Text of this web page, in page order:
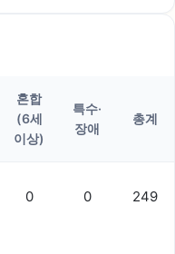
혼합
(6세
이상)
특수·
장애
총계
0 0 249